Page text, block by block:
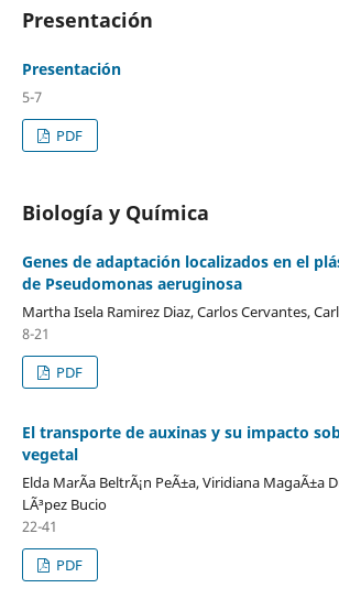
Presentación
Presentación
5-7
PDF
Biología y Química
Genes de adaptación localizados en el
de Pseudomonas aeruginosa
Martha Isela Ramirez Diaz, Carlos Cervantes,
8-21
PDF
El transporte de auxinas y su impacto
vegetal
Elda MarÃ­a BeltrÃ¡n PeÃ±a, Viridiana MagaÃ±a
LÃ³pez Bucio
22-41
PDF